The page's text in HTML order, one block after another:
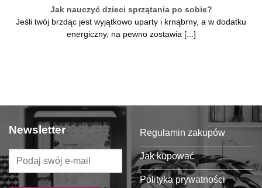
Jak nauczyć dzieci sprzątania po sobie?
Jeśli twój brzdąc jest wyjątkowo uparty i krnąbrny, a w dodatku
energiczny, na pewno zostawia [...]
Newsletter Regulamin zakupów
Jak kupować
Polityka prywatności